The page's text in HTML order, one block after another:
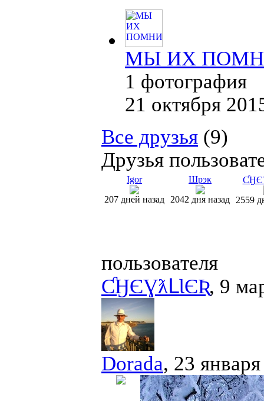
МЫ ИХ
1 фотография
21 октября
Все друзья (9)
Друзья
Igor
207 дней назад
Шрэк
2042 дня назад
2559
пользователя
ƇӇЄƔƛԼƖЄƦ, 9
Dorada, 23